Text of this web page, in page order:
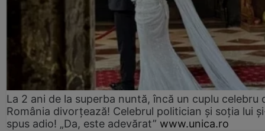
La 2 ani de la superba nuntă, încă un cuplu celebru
România divorțează! Celebrul politician și soția lui
spus adio! „Da, este adevărat” www.unica.ro